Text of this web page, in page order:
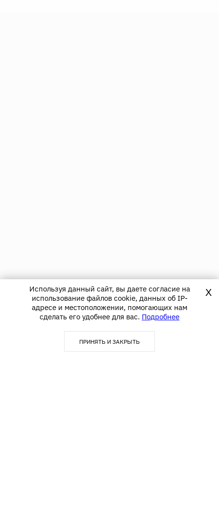
Используя данный сайт, вы даете согласие на
использование файлов cookie, данных об IP-
адресе и местоположении, помогающих нам
сделать его удобнее для вас. Подробнее
ПРИНЯТЬ И ЗАКРЫТЬ
X